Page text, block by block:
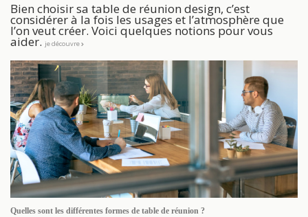
Bien choisir sa table de réunion design, c’est
considérer à la fois les usages et l’atmosphère que
l’on veut créer. Voici quelques notions pour vous
aider. je découvre
Quelles sont les différentes formes de table de réunion ?